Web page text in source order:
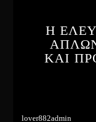
Η
ΚΑΙ
lover882admin